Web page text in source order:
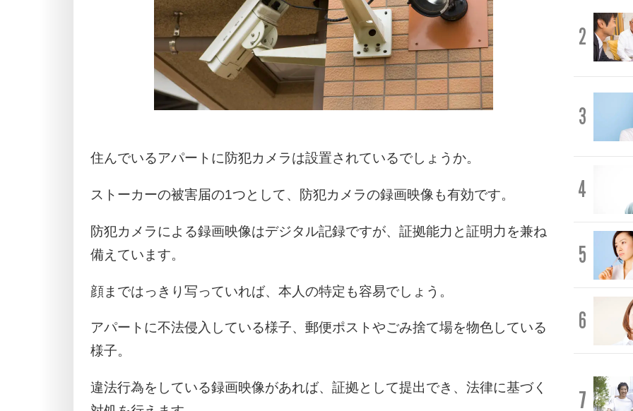
住んでいるアパートに防犯カメラは設置されているでしょうか。
ストーカーの被害届の1つとして、防犯カメラの録画映像も有効です。
防犯カメラによる録画映像はデジタル記録ですが、証拠能力と証明力を兼ね
備えています。
顔まではっきり写っていれば、本人の特定も容易でしょう。
アパートに不法侵入している様子、郵便ポストやごみ捨て場を物色している
様子。
違法行為をしている録画映像があれば、証拠として提出でき、法律に基づく
2
3
4
5
6
7